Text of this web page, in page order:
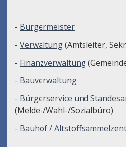
- Bürgermeister
- Verwaltung(Amtsleiter,
- Finanzverwaltung
- Bauverwaltung
- Bürgerservice und
(Melde-/Wahl-/Sozialbüro)
- Bauhof /